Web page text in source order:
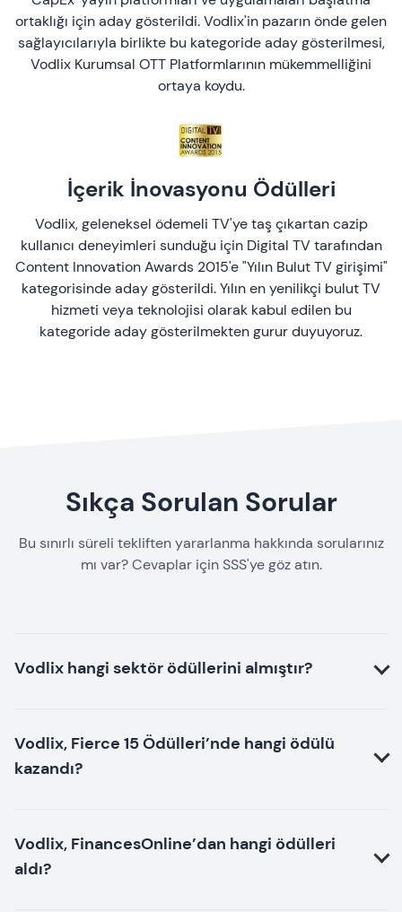
ortaklığı için aday gösterildi. Vodlix'in pazarın önde gelen
sağlayıcılarıyla birlikte bu kategoride aday gösterilmesi,
Vodlix Kurumsal OTT Platformlarının mükemmelliğini
ortaya koydu.
İçerik İnovasyonu Ödülleri
Vodlix, geleneksel ödemeli TV'ye taş çıkartan cazip
kullanıcı deneyimleri sunduğu için Digital TV tarafından
Content Innovation Awards 2015'e "Yılın Bulut TV girişimi"
kategorisinde aday gösterildi. Yılın en yenilikçi bulut TV
hizmeti veya teknolojisi olarak kabul edilen bu
kategoride aday gösterilmekten gurur duyuyoruz.
Sıkça Sorulan Sorular
Bu sınırlı süreli tekliften yararlanma hakkında sorularınız
mı var? Cevaplar için SSS'ye göz atın.
Vodlix hangi sektör ödüllerini almıştır?
Vodlix, Fierce 15 Ödülleri’nde hangi ödülü
kazandı?
Vodlix, FinancesOnline’dan hangi ödülleri
aldı?